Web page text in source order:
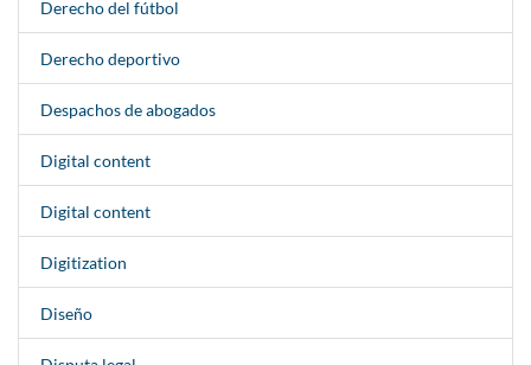
Derecho del fútbol
Derecho deportivo
Despachos de abogados
Digital content
Digital content
Digitization
Diseño